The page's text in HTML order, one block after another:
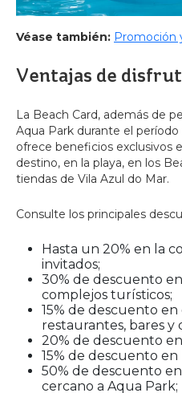
Véase también: Promoción
Ventajas de
La Beach Card, además de
Aqua Park durante el
ofrece beneficios exclusivos
destino, en la playa, en los
tiendas de Vila Azul do Mar.
Consulte los principales
Hasta un 20% en la
invitados;
30% de descuento
complejos turísticos;
15% de descuento
restaurantes, bares y
20% de descuento
15% de descuento en
50% de descuento
cercano a Aqua Park;